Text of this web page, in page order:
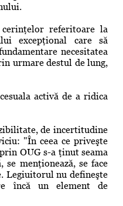
referitoare la
excepţional care să
necesitatea
urmare destul de lung,
activă de a ridica
de incertitudine
"În ceea ce priveşte
OUG s-a ţinut seama
menţionează, se face
Legiuitorul nu defineşte
încă un element de